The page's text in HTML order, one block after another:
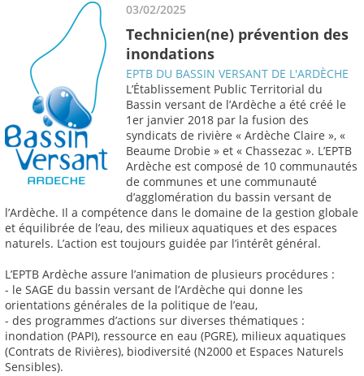
03/02/2025
Technicien(ne) prévention des
inondations
EPTB DU BASSIN VERSANT DE L'ARDÈCHE
L’Établissement Public Territorial du
Bassin versant de l’Ardèche a été créé le
1er janvier 2018 par la fusion des
syndicats de rivière « Ardèche Claire », «
Beaume Drobie » et « Chassezac ». L’EPTB
Ardèche est composé de 10 communautés
de communes et une communauté
d’agglomération du bassin versant de
l’Ardèche. Il a compétence dans le domaine de la gestion globale
et équilibrée de l’eau, des milieux aquatiques et des espaces
naturels. L’action est toujours guidée par l’intérêt général.
L’EPTB Ardèche assure l’animation de plusieurs procédures :
- le SAGE du bassin versant de l’Ardèche qui donne les
orientations générales de la politique de l’eau,
- des programmes d’actions sur diverses thématiques :
inondation (PAPI), ressource en eau (PGRE), milieux aquatiques
(Contrats de Rivières), biodiversité (N2000 et Espaces Naturels
Sensibles).